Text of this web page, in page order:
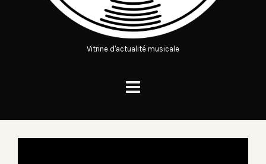
Vitrine d'actualité musicale